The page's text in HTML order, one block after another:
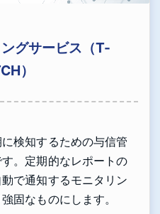
グサービス（T-
）
検知するための与信管
。定期的なレポートの
で通知するモニタリン
固なものにします。